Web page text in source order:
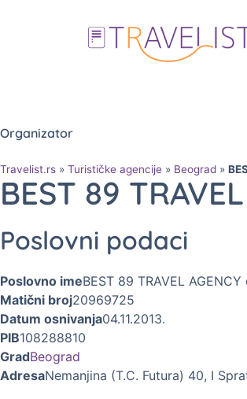
Organizator
Travelist.rs » Turističke agencije » Beograd »
BEST 89
Poslovni podaci
Poslovno imeBEST 89 TRAVEL
Matični broj20969725
Datum osnivanja04.11.2013.
PIB108288810
GradBeograd
AdresaNemanjina (T.C. Futura) 40, I